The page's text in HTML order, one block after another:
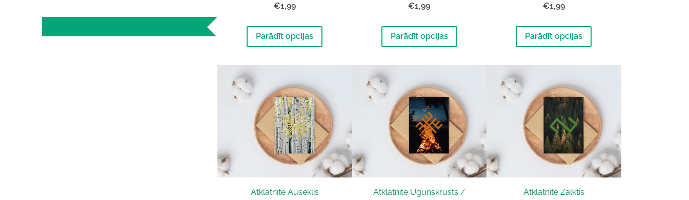
€1,99
Parādīt opcijas
€1,99
Parādīt opcijas
€1,99
Parādīt opcijas
Atklātnīte Auseklis
Atklātnīte Ugunskrusts /
Atklātnīte Zalktis